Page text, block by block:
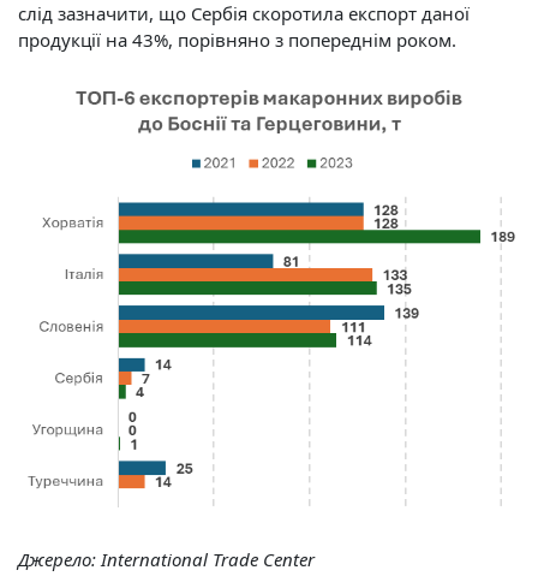
слід зазначити, що Сербія скоротила експорт даної
продукції на 43%, порівняно з попереднім роком.
Джерело: International Trade Center